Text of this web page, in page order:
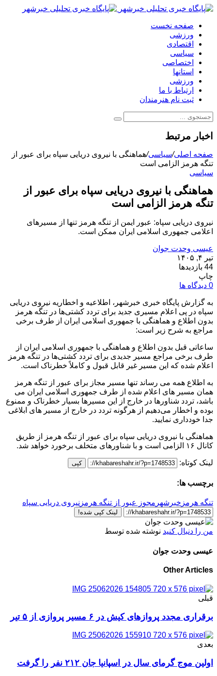
صفحه نخست
ورزشی
اقتصادی
سیاسی
اختصاصی
استانها
ورزشی
ارتباط با ما
ثبت نام هنرمندان
اخبار مرتبط
صفحه اصلی/سیاسی/هماهنگی با نیروی دریایی سپاه برای عبور از
تنگه هرمز الزامی است
سیاسی
هماهنگی با نیروی دریایی سپاه برای عبور از
تنگه هرمز الزامی است
نیروی دریایی سپاه: عبور ایمن از تنگه هرمز تنها از مسیرهای
اعلامی جمهوری اسلامی ایران ممکن است.
عیسی وحدت جوان
تیر ۴, ۱۴۰۵
44 بازدیدها
چاپ
0 دیدگاه ها
به گزارش پایگاه خبری خبرشهر، اطلاعیه و اخطاریه نیروی دریایی
سپاه در پی اعلام مسیری جدید برای تردد کشتی‌ها در تنگه هرمز
بدون اطلاع و هماهنگی با جمهوری اسلامی ایران از طرف برخی
مراجع به شرح زیر است:
ساعاتی قبل بدون اطلاع و هماهنگی با جمهوری اسلامی ایران از
طرف برخی مراجع مسیر جدیدی برای تردد کشتی‌ها در تنگه هرمز
اعلام شده که این مسیر غیر قابل قبول و کاملاً خطرناک است.
به اطلاع همه می رساند تنها مسیر مجاز برای عبور از تنگه هرمز
همان مسیر های اعلام شده از طرف جمهوری اسلامی ایران می
باشد، تردد شناورها در خارج از این مسیرها بسیار خطرناک و ممنوع
بوده و اخطار می‌دهیم از هرگونه تردد در خارج از مسیر های ابلاغی
جدا خودداری نمایید.
هماهنگی با نیروی دریایی سپاه برای عبور از تنگه هرمز از طریق
کانال ۱۶ الزامی است و با شناورهای متخلف برخورد خواهد شد.
لینک کوتاه: کپی
برچسب ها:
تنگه هرمز خبرشهر مجوز عبور از تنگه هرمز نیروی دریایی سپاه
لینک کپی شده!
من را دنبال کنید نوشته شده توسط
عیسی وحدت جوان
Other Articles
قبلی
برقراری مجدد پرواز‌های کیش در ۶ مسیر پروازی از ۵ تیر
بعدی
اولین موج گرمای سال در اسپانیا جان ۲۱۲ نفر را گرفت